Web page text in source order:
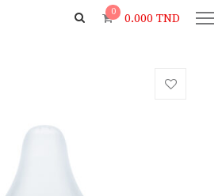
0 0.000 TND